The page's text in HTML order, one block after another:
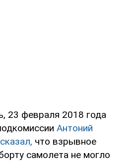
23 февраля 2018 года
Антоний
что взрывное
самолета не могло